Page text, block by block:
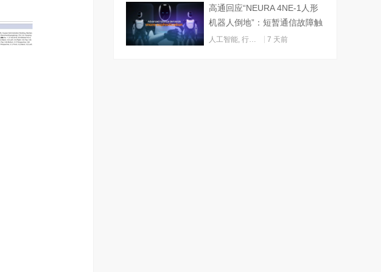
高通回应“NEURA 4NE-1人形
机器人倒地”：短暂通信故障触
发关机
人工智能 行业动态 7 天前